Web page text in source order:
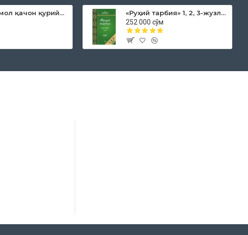
«Дока рўмол қачон қурийди»
«Руҳий тарбия» 1, 2, 3-жузлар
252 000 сўм